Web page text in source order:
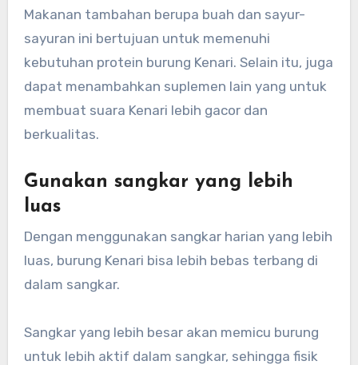
Makanan tambahan berupa buah dan sayur-
sayuran ini bertujuan untuk memenuhi
kebutuhan protein burung Kenari. Selain itu, juga
dapat menambahkan suplemen lain yang untuk
membuat suara Kenari lebih gacor dan
berkualitas.
Gunakan sangkar yang lebih
luas
Dengan menggunakan sangkar harian yang lebih
luas, burung Kenari bisa lebih bebas terbang di
dalam sangkar.
Sangkar yang lebih besar akan memicu burung
untuk lebih aktif dalam sangkar, sehingga fisik